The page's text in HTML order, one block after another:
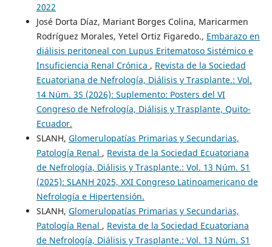
2022
José Dorta Díaz, Mariant Borges Colina, Maricarmen
Rodríguez Morales, Yetel Ortiz Figaredo., Embarazo en
diálisis peritoneal con Lupus Eritematoso Sistémico e
Insuficiencia Renal Crónica , Revista de la Sociedad
Ecuatoriana de Nefrología, Diálisis y Trasplante.: Vol.
14 Núm. 3S (2026): Suplemento: Posters del VI
Congreso de Nefrología, Diálisis y Trasplante, Quito-
Ecuador.
SLANH, Glomerulopatías Primarias y Secundarias,
Patología Renal , Revista de la Sociedad Ecuatoriana
de Nefrología, Diálisis y Trasplante.: Vol. 13 Núm. S1
(2025): SLANH 2025, XXI Congreso Latinoamericano de
Nefrología e Hipertensión.
SLANH, Glomerulopatías Primarias y Secundarias,
Patología Renal , Revista de la Sociedad Ecuatoriana
de Nefrología, Diálisis y Trasplante.: Vol. 13 Núm. S1